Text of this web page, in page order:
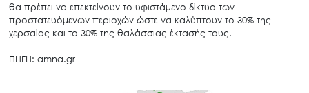
θα πρέπει να επεκτείνουν το υφιστάμενο δίκτυο των
προστατευόμενων περιοχών ώστε να καλύπτουν το 30% της
χερσαίας και το 30% της θαλάσσιας έκτασής τους.
ΠΗΓΗ: amna.gr